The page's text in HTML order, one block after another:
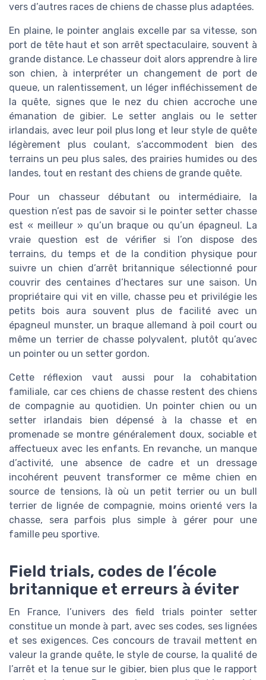
vers d’autres races de chiens de chasse plus adaptées.
En plaine, le pointer anglais excelle par sa vitesse, son
port de tête haut et son arrêt spectaculaire, souvent à
grande distance. Le chasseur doit alors apprendre à lire
son chien, à interpréter un changement de port de
queue, un ralentissement, un léger infléchissement de
la quête, signes que le nez du chien accroche une
émanation de gibier. Le setter anglais ou le setter
irlandais, avec leur poil plus long et leur style de quête
légèrement plus coulant, s’accommodent bien des
terrains un peu plus sales, des prairies humides ou des
landes, tout en restant des chiens de grande quête.
Pour un chasseur débutant ou intermédiaire, la
question n’est pas de savoir si le pointer setter chasse
est « meilleur » qu’un braque ou qu’un épagneul. La
vraie question est de vérifier si l’on dispose des
terrains, du temps et de la condition physique pour
suivre un chien d’arrêt britannique sélectionné pour
couvrir des centaines d’hectares sur une saison. Un
propriétaire qui vit en ville, chasse peu et privilégie les
petits bois aura souvent plus de facilité avec un
épagneul munster, un braque allemand à poil court ou
même un terrier de chasse polyvalent, plutôt qu’avec
un pointer ou un setter gordon.
Cette réflexion vaut aussi pour la cohabitation
familiale, car ces chiens de chasse restent des chiens
de compagnie au quotidien. Un pointer chien ou un
setter irlandais bien dépensé à la chasse et en
promenade se montre généralement doux, sociable et
affectueux avec les enfants. En revanche, un manque
d’activité, une absence de cadre et un dressage
incohérent peuvent transformer ce même chien en
source de tensions, là où un petit terrier ou un bull
terrier de lignée de compagnie, moins orienté vers la
chasse, sera parfois plus simple à gérer pour une
famille peu sportive.
Field trials, codes de l’école
britannique et erreurs à éviter
En France, l’univers des field trials pointer setter
constitue un monde à part, avec ses codes, ses lignées
et ses exigences. Ces concours de travail mettent en
valeur la grande quête, le style de course, la qualité de
l’arrêt et la tenue sur le gibier, bien plus que le rapport